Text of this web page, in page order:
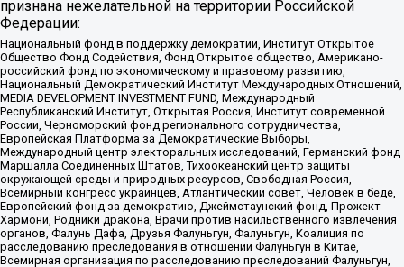
признана нежелательной на территории Российской
Федерации:
Национальный фонд в поддержку демократии, Институт Открытое
Общество Фонд Содействия, Фонд Открытое общество, Американо-
российский фонд по экономическому и правовому развитию,
Национальный Демократический Институт Международных Отношений,
MEDIA DEVELOPMENT INVESTMENT FUND, Международный
Республиканский Институт, Открытая Россия, Институт современной
России, Черноморский фонд регионального сотрудничества,
Европейская Платформа за Демократические Выборы,
Международный центр электоральных исследований, Германский фонд
Маршалла Соединенных Штатов, Тихоокеанский центр защиты
окружающей среды и природных ресурсов, Свободная Россия,
Всемирный конгресс украинцев, Атлантический совет, Человек в беде,
Европейский фонд за демократию, Джеймстаунский фонд, Прожект
Хармони, Родники дракона, Врачи против насильственного извлечения
органов, Фалунь Дафа, Друзья Фалуньгун, Фалуньгун, Коалиция по
расследованию преследования в отношении Фалуньгун в Китае,
Всемирная организация по расследованию преследований Фалуньгун,